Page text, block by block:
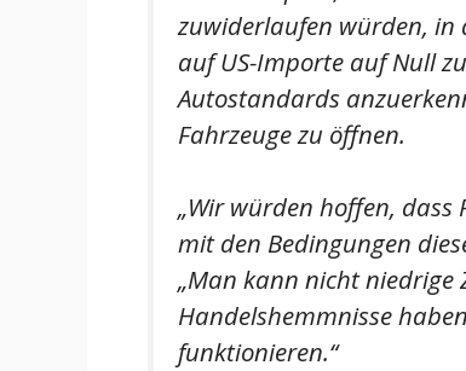
zuwiderlaufen würden, in
auf US-Importe auf Null
Autostandards
Fahrzeuge zu öffnen.
„Wir würden hoffen, dass
mit den Bedingungen
„Man kann nicht
Handelshemmnisse
funktionieren.“